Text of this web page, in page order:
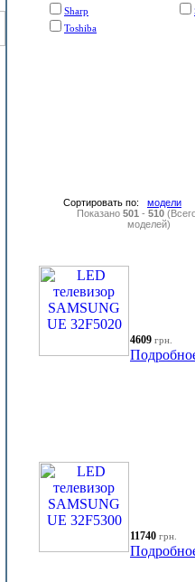
Sharp
Toshiba
Сортировать по: модели
Показано 501 - 510
моделей)
4609 грн.
11740 грн.